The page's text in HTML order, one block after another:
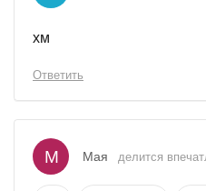
хм
Ответить
М Мая делится